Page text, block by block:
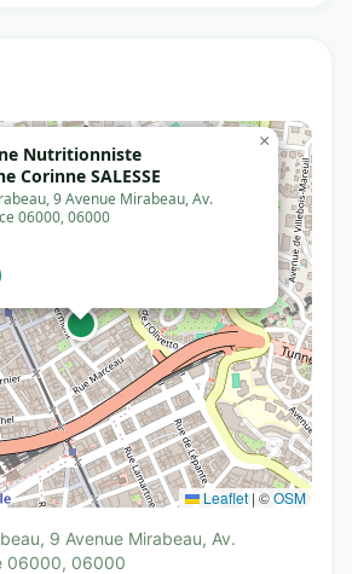
Nutritionniste
Corinne SALESSE
9 Avenue Mirabeau, Av.
06000, 06000
×
Leaflet | ©OSM
9 Avenue Mirabeau, Av.
06000, 06000